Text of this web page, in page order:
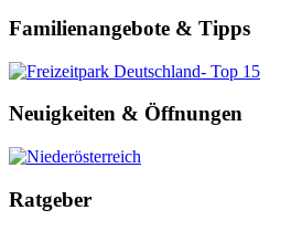
Familienangebote & Tipps
Neuigkeiten & Öffnungen
Ratgeber